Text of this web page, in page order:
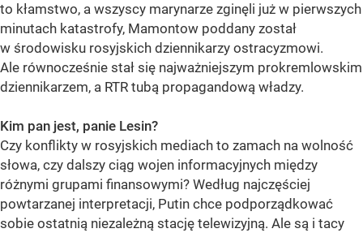
to kłamstwo, a wszyscy marynarze zginęli już w pierwszych
minutach katastrofy, Mamontow poddany został
w środowisku rosyjskich dziennikarzy ostracyzmowi.
Ale równocześnie stał się najważniejszym prokremlowskim
dziennikarzem, a RTR tubą propagandową władzy.
Kim pan jest, panie Lesin?
Czy konflikty w rosyjskich mediach to zamach na wolność
słowa, czy dalszy ciąg wojen informacyjnych między
różnymi grupami finansowymi? Według najczęściej
powtarzanej interpretacji, Putin chce podporządkować
sobie ostatnią niezależną stację telewizyjną. Ale są i tacy